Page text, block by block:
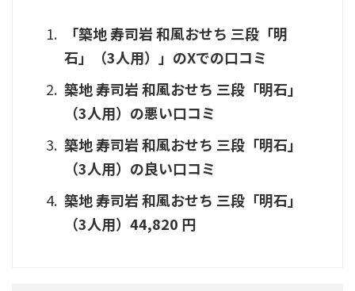
「築地 寿司岩 和風おせち 三段「明
石」（3人用）」のXでの口コミ
築地 寿司岩 和風おせち 三段「明石」
（3人用）の悪い口コミ
築地 寿司岩 和風おせち 三段「明石」
（3人用）の良い口コミ
築地 寿司岩 和風おせち 三段「明石」
（3人用）44,820 円